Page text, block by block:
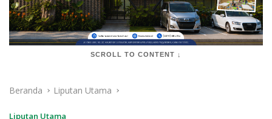
SCROLL TO CONTENT ↓
Beranda Liputan Utama
Liputan Utama